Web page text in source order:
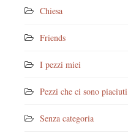
Chiesa
Friends
I pezzi miei
Pezzi che ci sono piaciuti
Senza categoria